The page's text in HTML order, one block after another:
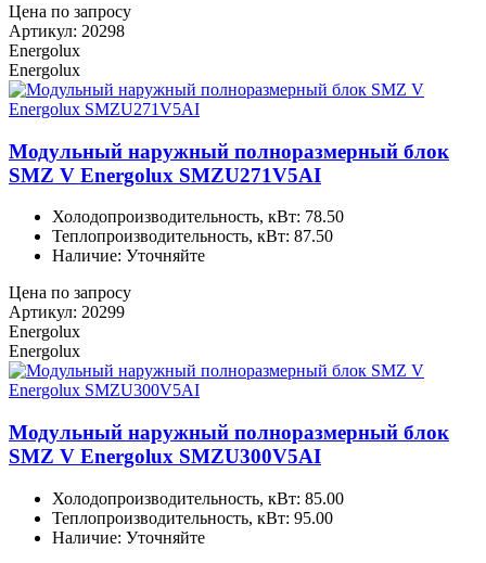
Цена по запросу
Артикул: 20298
Energolux
Energolux
Модульный наружный полноразмерный блок
SMZ V Energolux SMZU271V5AI
Холодопроизводительность, кВт: 78.50
Теплопроизводительность, кВт: 87.50
Наличие: Уточняйте
Цена по запросу
Артикул: 20299
Energolux
Energolux
Модульный наружный полноразмерный блок
SMZ V Energolux SMZU300V5AI
Холодопроизводительность, кВт: 85.00
Теплопроизводительность, кВт: 95.00
Наличие: Уточняйте